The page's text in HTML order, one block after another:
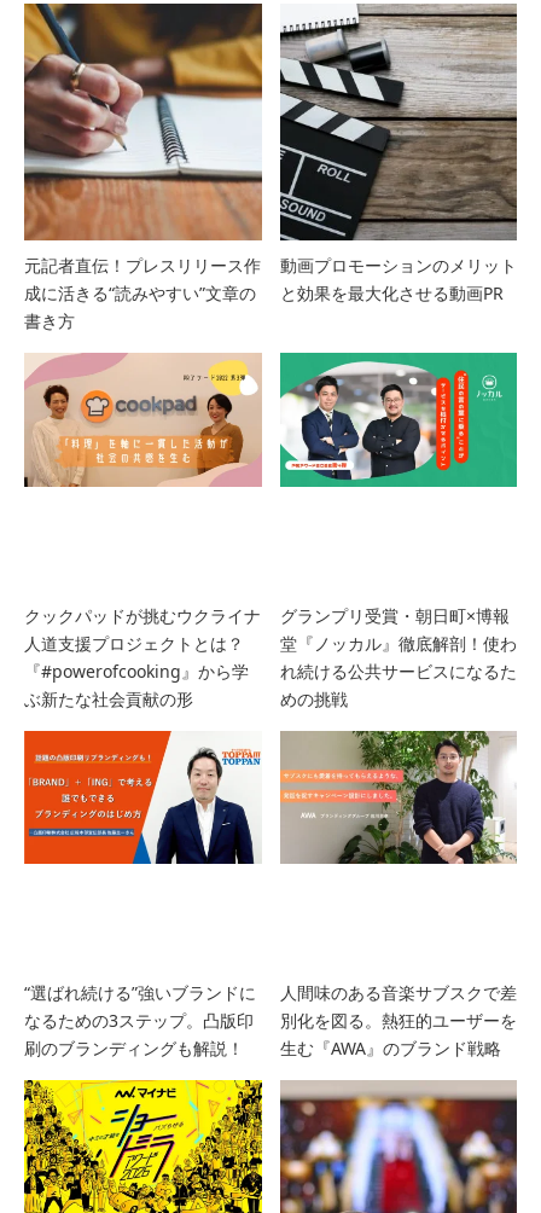
元記者直伝！プレスリリース作
成に活きる“読みやすい”文章の
書き方
動画プロモーションのメリット
と効果を最大化させる動画PR
クックパッドが挑むウクライナ
人道支援プロジェクトとは？
『#powerofcooking』から学
ぶ新たな社会貢献の形
グランプリ受賞・朝日町×博報
堂『ノッカル』徹底解剖！使わ
れ続ける公共サービスになるた
めの挑戦
“選ばれ続ける”強いブランドに
なるための3ステップ。凸版印
刷のブランディングも解説！
人間味のある音楽サブスクで差
別化を図る。熱狂的ユーザーを
生む『AWA』のブランド戦略